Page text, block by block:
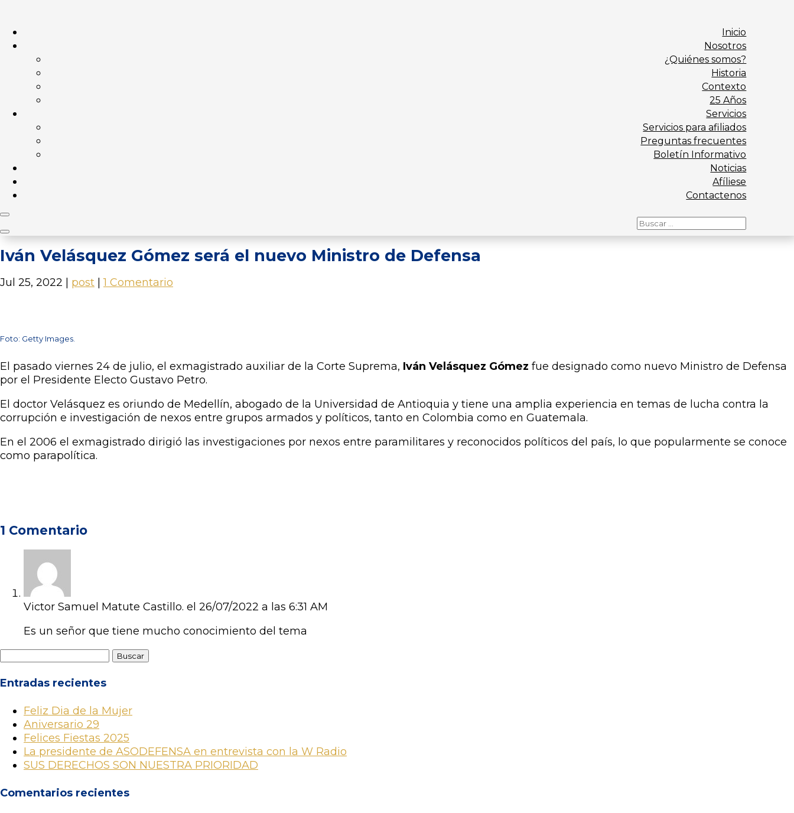
Inicio
Nosotros
¿Quiénes somos?
Historia
Contexto
25 Años
Servicios
Servicios para afiliados
Preguntas frecuentes
Boletín Informativo
Noticias
Afíliese
Contactenos
Iván Velásquez Gómez será el nuevo Ministro de Defensa
Jul 25, 2022 post |1 Comentario
Foto: Getty Images.
El pasado viernes 24 de julio, el exmagistrado auxiliar de la Corte Suprema, Iván Velásquez Gómez fue designado como nuevo Ministro de Defensa
por el Presidente Electo Gustavo Petro.
El doctor Velásquez es oriundo de Medellín, abogado de la Universidad de Antioquia y tiene una amplia experiencia en temas de lucha contra la
corrupción e investigación de nexos entre grupos armados y políticos, tanto en Colombia como en Guatemala.
En el 2006 el exmagistrado dirigió las investigaciones por nexos entre paramilitares y reconocidos políticos del país, lo que popularmente se conoce
como parapolítica.
1 Comentario
Victor Samuel Matute Castillo. el 26/07/2022 a las 6:31 AM
Es un señor que tiene mucho conocimiento del tema
Entradas recientes
Feliz Dia de la Mujer
Aniversario 29
Felices Fiestas 2025
La presidente de ASODEFENSA en entrevista con la W Radio
SUS DERECHOS SON NUESTRA PRIORIDAD
Comentarios recientes